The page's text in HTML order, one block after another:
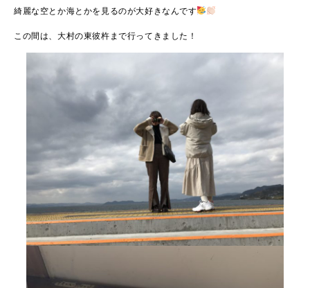
綺麗な空とか海とかを見るのが大好きなんです
この間は、大村の東彼杵まで行ってきました！